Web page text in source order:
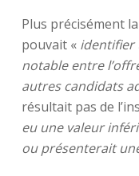
Plus précisément
pouvait « identifier
notable entre
autres candidats
résultait pas de
eu une valeur
ou présenterait